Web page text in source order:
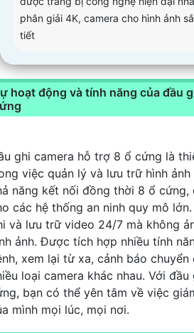
phân giải 4K, camera cho hình ảnh
tiết
hoạt động và tính năng của đầu
ghi camera hỗ trợ 8 ổ cứng là
việc quản lý và lưu trữ hình
năng kết nối đồng thời 8 ổ
các hệ thống an ninh quy mô
và lưu trữ video 24/7 mà không
ảnh. Được tích hợp nhiều tính
xem lại từ xa, cảnh báo
loại camera khác nhau. Với
bạn có thể yên tâm về việc
mình mọi lúc, mọi nơi.